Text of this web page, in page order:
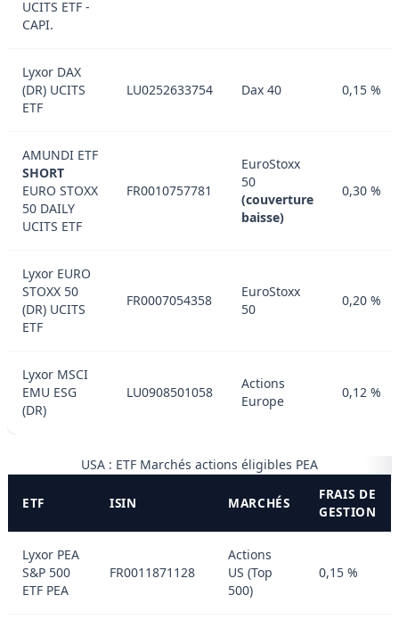
UCITS ETF -
CAPI.
Lyxor DAX
(DR) UCITS
ETF
LU0252633754 Dax 40 0,15 %
AMUNDI ETF
SHORT
EURO STOXX
50 DAILY
UCITS ETF
FR0010757781
EuroStoxx
50
(couverture
baisse)
0,30 %
Lyxor EURO
STOXX 50
(DR) UCITS
ETF
FR0007054358
EuroStoxx
50
0,20 %
Lyxor MSCI
EMU ESG
(DR)
LU0908501058
Actions
Europe
0,12 %
USA : ETF Marchés actions éligibles PEA
ETF ISIN MARCHÉS
FRAIS DE
GESTION
Lyxor PEA
S&P 500
ETF PEA
FR0011871128
Actions
US (Top
500)
0,15 %